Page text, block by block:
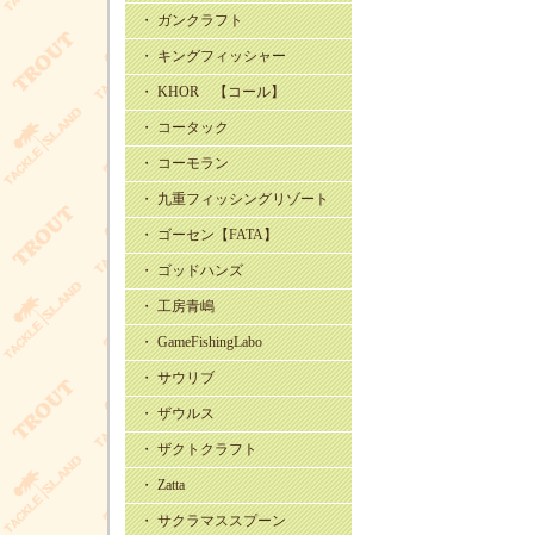
・ ガンクラフト
・ キングフィッシャー
・ KHOR 【コール】
・ コータック
・ コーモラン
・ 九重フィッシングリゾート
・ ゴーセン【FATA】
・ ゴッドハンズ
・ 工房青嶋
・ GameFishingLabo
・ サウリブ
・ ザウルス
・ ザクトクラフト
・ Zatta
・ サクラマススプーン